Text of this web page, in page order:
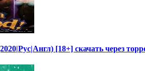
[18+] скачать через